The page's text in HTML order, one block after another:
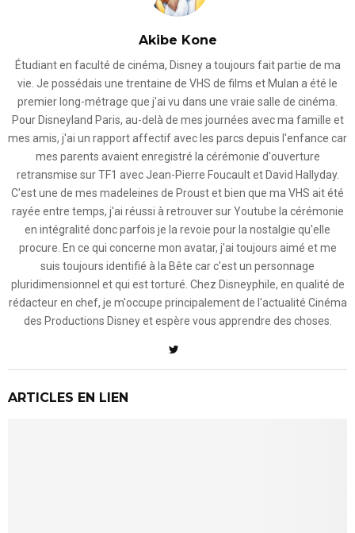
Akibe Kone
Étudiant en faculté de cinéma, Disney a toujours fait partie de ma
vie. Je possédais une trentaine de VHS de films et Mulan a été le
premier long-métrage que j'ai vu dans une vraie salle de cinéma.
Pour Disneyland Paris, au-delà de mes journées avec ma famille et
mes amis, j'ai un rapport affectif avec les parcs depuis l'enfance car
mes parents avaient enregistré la cérémonie d'ouverture
retransmise sur TF1 avec Jean-Pierre Foucault et David Hallyday.
C'est une de mes madeleines de Proust et bien que ma VHS ait été
rayée entre temps, j'ai réussi à retrouver sur Youtube la cérémonie
en intégralité donc parfois je la revoie pour la nostalgie qu'elle
procure. En ce qui concerne mon avatar, j'ai toujours aimé et me
suis toujours identifié à la Bête car c'est un personnage
pluridimensionnel et qui est torturé. Chez Disneyphile, en qualité de
rédacteur en chef, je m'occupe principalement de l'actualité Cinéma
des Productions Disney et espère vous apprendre des choses.
ARTICLES EN LIEN